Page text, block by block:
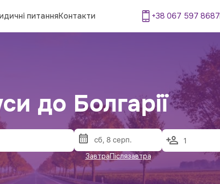
питанняКонтакти +38 067 597 8687
до Болгарії
ЗавтраПіслязавтра